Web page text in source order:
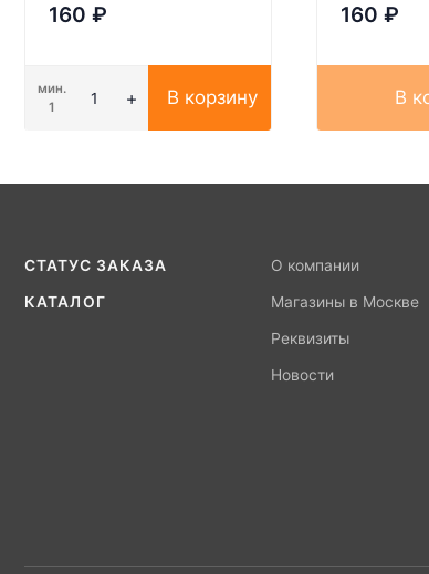
160 ₽
мин.
1
В корзину
160 ₽
В
СТАТУС ЗАКАЗА
КАТАЛОГ
О компании
Магазины в Москве
Реквизиты
Новости